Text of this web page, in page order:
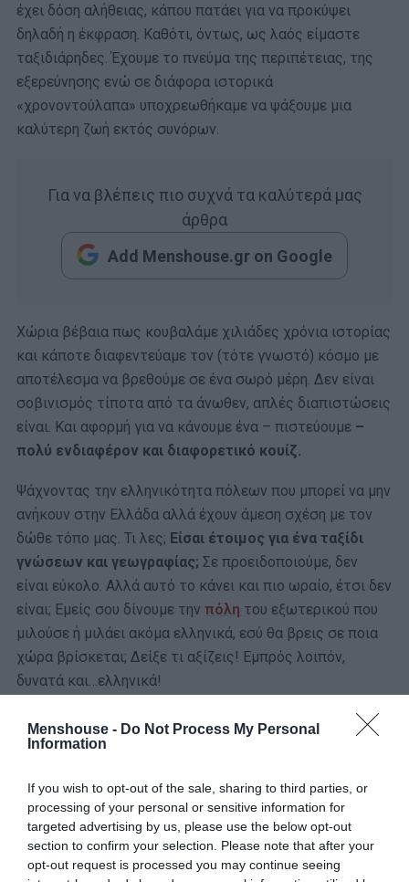
Menshouse - Do Not Process My Personal
Information
If you wish to opt-out of the sale, sharing to third parties, or
processing of your personal or sensitive information for
targeted advertising by us, please use the below opt-out
section to confirm your selection. Please note that after your
opt-out request is processed you may continue seeing
έχει δόση αλήθειας, κάπου πατάει για να προκύψει
δηλαδή η έκφραση. Καθότι, όντως, ως λαός είμαστε
ταξιδιάρηδες. Έχουμε το πνεύμα της περιπέτειας, της
εξερεύνησης ενώ σε διάφορα ιστορικά
«χρονοντούλαπα» υποχρεωθήκαμε να ψάξουμε μια
καλύτερη ζωή εκτός συνόρων.
Για να βλέπεις πιο συχνά τα καλύτερά μας
άρθρα
Add Menshouse.gr on Google
Χώρια βέβαια πως κουβαλάμε χιλιάδες χρόνια ιστορίας
και κάποτε διαφεντεύαμε τον (τότε γνωστό) κόσμο με
αποτέλεσμα να βρεθούμε σε ένα σωρό μέρη. Δεν είναι
σοβινισμός τίποτα από τα άνωθεν, απλές διαπιστώσεις
είναι. Και αφορμή για να κάνουμε ένα – πιστεύουμε –
πολύ ενδιαφέρον και διαφορετικό κουίζ.
Ψάχνοντας την ελληνικότητα πόλεων που μπορεί να μην
ανήκουν στην Ελλάδα αλλά έχουν άμεση σχέση με τον
δώθε τόπο μας. Τι λες; Είσαι έτοιμος για ένα ταξίδι
γνώσεων και γεωγραφίας; Σε προειδοποιούμε, δεν
είναι εύκολο. Αλλά αυτό το κάνει και πιο ωραίο, έτσι δεν
είναι; Εμείς σου δίνουμε την πόλη του εξωτερικού που
μιλούσε ή μιλάει ακόμα ελληνικά, εσύ θα βρεις σε ποια
χώρα βρίσκεται; Δείξε τι αξίζεις! Εμπρός λοιπόν,
δυνατά και…ελληνικά!